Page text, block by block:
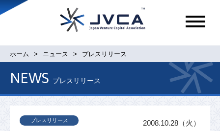
メ
ュ
ホーム ニュース プレスリリース
NEWS プレスリリース
プレスリリース 2008.10.28（火）